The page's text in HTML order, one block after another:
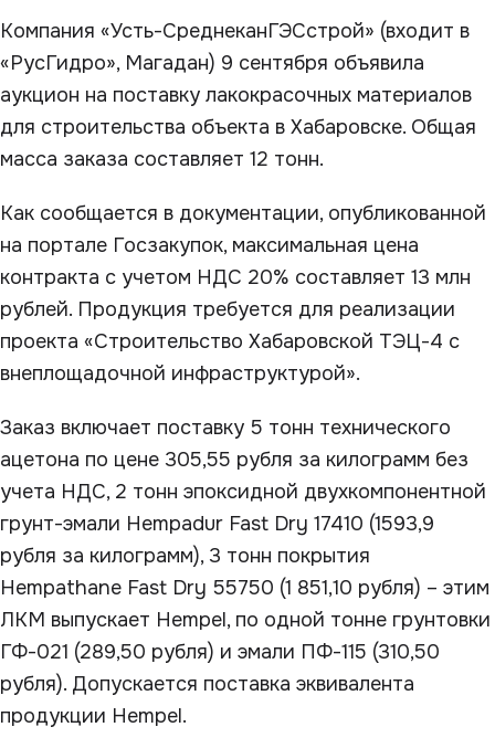
Компания «Усть-СреднеканГЭСстрой» (входит в
«РусГидро», Магадан) 9 сентября объявила
аукцион на поставку лакокрасочных материалов
для строительства объекта в Хабаровске. Общая
масса заказа составляет 12 тонн.
Как сообщается в документации, опубликованной
на портале Госзакупок, максимальная цена
контракта с учетом НДС 20% составляет 13 млн
рублей. Продукция требуется для реализации
проекта «Строительство Хабаровской ТЭЦ-4 с
внеплощадочной инфраструктурой».
Заказ включает поставку 5 тонн технического
ацетона по цене 305,55 рубля за килограмм без
учета НДС, 2 тонн эпоксидной двухкомпонентной
грунт-эмали Hempadur Fast Dry 17410 (1593,9
рубля за килограмм), 3 тонн покрытия
Hempathane Fast Dry 55750 (1 851,10 рубля) – этим
ЛКМ выпускает Hempel, по одной тонне грунтовки
ГФ-021 (289,50 рубля) и эмали ПФ-115 (310,50
рубля). Допускается поставка эквивалента
продукции Hempel.